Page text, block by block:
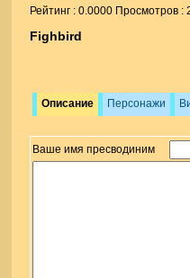
Рейтинг : 0.0000 Просмотров :
Fighbird
Описание Персонажи
Ваше имя пресводиним